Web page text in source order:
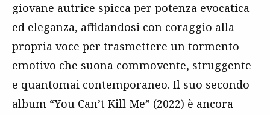
giovane autrice spicca per potenza evocatica
ed eleganza, affidandosi con coraggio alla
propria voce per trasmettere un tormento
emotivo che suona commovente, struggente
e quantomai contemporaneo. Il suo secondo
album “You Can’t Kill Me” (2022) è ancora